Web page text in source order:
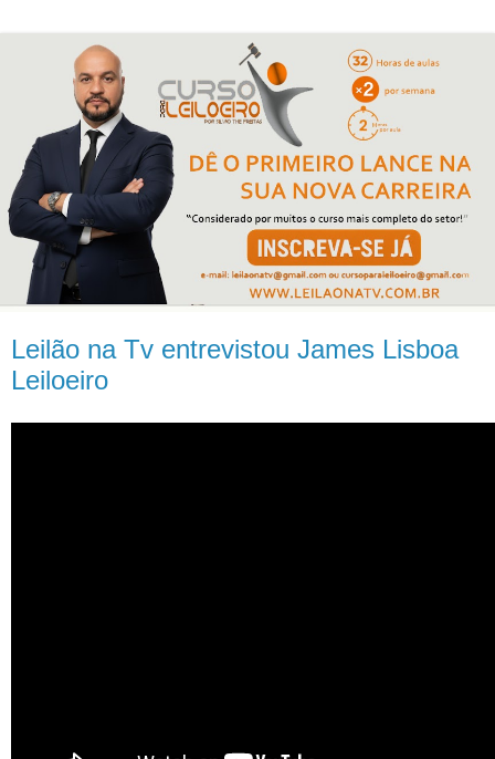
Leilão na Tv entrevistou James Lisboa
Leiloeiro